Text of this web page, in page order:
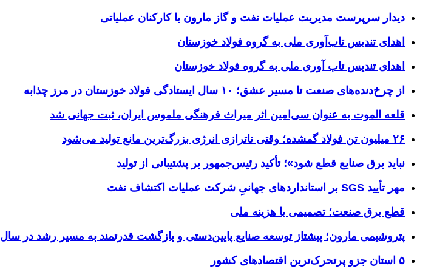
دیدار سرپرست مدیریت عملیات نفت و گاز مارون با کارکنان عملیاتی
اهدای تندیس تاب‌آوری ملی به گروه فولاد خوزستان
اهدای تندیس تاب آوری ملی به گروه فولاد خوزستان
از چرخ‌دنده‌های صنعت تا مسیر عشق؛ ۱۰ سال ایستادگی فولاد خوزستان در مرز چذابه
قلعه الموت به عنوان سی‌امین اثر میراث‌ فرهنگی ملموس ایران، ثبت جهانی شد
۲۶ میلیون تن فولاد گمشده؛ وقتی ناترازی انرژی بزرگ‌ترین مانع تولید می‌شود
نباید برق صنایع قطع شود»؛ تأکید رئیس‌جمهور بر پشتیبانی از تولید
مهر تأیید SGS بر استانداردهای جهانیِ شرکت عملیات اکتشاف نفت
قطع برق صنعت؛ تصمیمی با هزینه ملی
پتروشیمی مارون؛ پیشتاز توسعه صنایع پایین‌دستی و بازگشت قدرتمند به مسیر رشد در سال ۱۴۰۵
۵ استان جزو پرتحرک‌ترین اقتصاد‌های کشور